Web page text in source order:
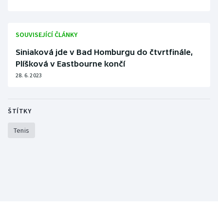
Rychlobruslení
Short track
SOUVISEJÍCÍ ČLÁNKY
Siniaková jde v Bad Homburgu do čtvrtfinále,
Plíšková v Eastbourne končí
28. 6. 2023
ŠTÍTKY
Tenis